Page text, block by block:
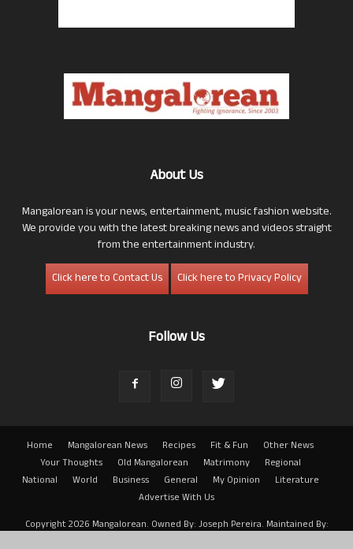
About Us
Mangalorean is your news, entertainment, music fashion website.
We provide you with the latest breaking news and videos straight
from the entertainment industry.
Click here to Contact Us
Click here to Privacy Policy
Follow Us
Home Mangalorean News Recipes Fit & Fun
Other News
Your Thoughts
Old Mangalorean Matrimony
Regional
National
World Business General My Opinion
Literature
Advertise With Us
Copyright 2026 Mangalorean. Owned By: Joseph Pereira. Maintained By: